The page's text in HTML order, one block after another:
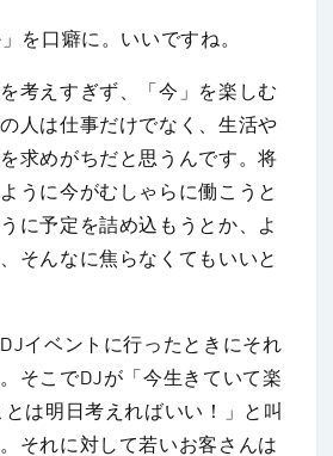
を口癖に。いいですね。
考えすぎず、「今」を楽しむ
人は仕事だけでなく、生活や
求めがちだと思うんです。将
うに今がむしゃらに働こうと
に予定を詰め込もうとか、よ
そんなに焦らなくてもいいと
イベントに行ったときにそれ
そこでDJが「今生きていて楽
は明日考えればいい！」と叫
それに対して若いお客さんは